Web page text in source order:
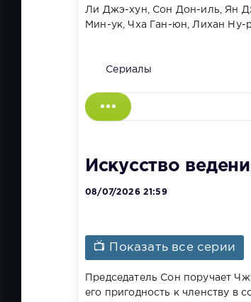
Ли Джэ-хун, Сон Дон-иль, Ян
Мин-ук, Чха Ган-юн, Лихан
Сериалы
Искусство
08/07/2026 21:59
📺 Показать все серии
Председатель Сон поручает
его пригодность к членству в